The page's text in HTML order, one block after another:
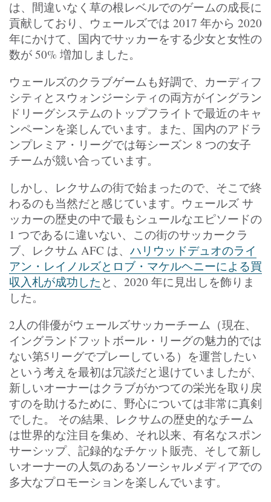
は、間違いなく草の根レベルでのゲームの成長に
貢献しており、ウェールズでは 2017 年から 2020
年にかけて、国内でサッカーをする少女と女性の
数が 50% 増加しました。
ウェールズのクラブゲームも好調で、カーディフ
シティとスウォンジーシティの両方がイングラン
ドリーグシステムのトップフライトで最近のキャ
ンペーンを楽しんでいます。また、国内のアドラ
ンプレミア・リーグでは毎シーズン 8 つの女子
チームが競い合っています。
しかし、レクサムの街で始まったので、そこで終
わるのも当然だと感じています。ウェールズ サ
ッカーの歴史の中で最もシュールなエピソードの
1 つであるに違いない、この街のサッカークラ
ブ、レクサム AFC は、 ハリウッドデュオのライ
アン・レイノルズとロブ・マケルヘニーによる買
収入札が成功した と、2020 年に見出しを飾りま
した。
2人の俳優がウェールズサッカーチーム（現在、
イングランドフットボール・リーグの魅力的では
ない第5リーグでプレーしている）を運営したい
という考えを最初は冗談だと退けていましたが、
新しいオーナーはクラブがかつての栄光を取り戻
すのを助けるために、野心については非常に真剣
でした。 その結果、レクサムの歴史的なチーム
は世界的な注目を集め、それ以来、有名なスポン
サーシップ、記録的なチケット販売、そして新し
いオーナーの人気のあるソーシャルメディアでの
多大なプロモーションを楽しんでいます。